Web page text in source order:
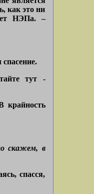
как это ни
НЭПа. –
тут -
крайность
скажем, в
спасся,